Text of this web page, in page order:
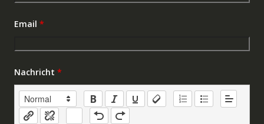
Email *
Nachricht *